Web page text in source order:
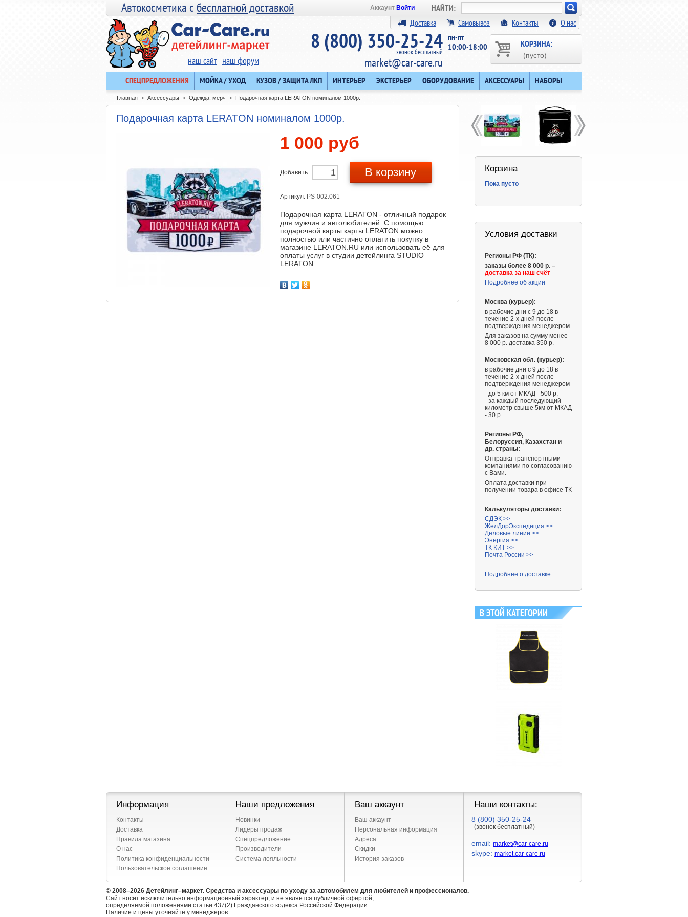
Автокосметика сбесплатной доставкой НАЙТИ:
Искать!
Аккаунт Войти
Доставка Самовывоз Контакты О нас
КОРЗИНА:
(пусто)
наш сайт наш форум
пн-пт
10:00-18:00
8 (800) 350-25-24
звонок бесплатный
market@car-care.ru
СПЕЦПРЕДЛОЖЕНИЯ МОЙКА / УХОД КУЗОВ / ЗАЩИТА ЛКП ИНТЕРЬЕР ЭКСТЕРЬЕР ОБОРУДОВАНИЕ АКСЕССУАРЫ НАБОРЫ
Главная > Аксессуары > Одежда, мерч > Подарочная карта LERATON номиналом 1000р.
Подарочная карта LERATON номиналом 1000р.
1 000 руб
Добавить В корзину
Артикул: PS-002.061
Подарочная карта LERATON - отличный подарок
для мужчин и автолюбителей. С помощью
подарочной карты карты LERATON можно
полностью или частично оплатить покупку в
магазине LERATON.RU или использовать её для
оплаты услуг в студии детейлинга STUDIO
LERATON.
Корзина
Пока пусто
Условия доставки
Регионы РФ (ТК):
заказы более 8 000 р. –
доставка за наш счёт
Подробнее об акции
Москва (курьер):
в рабочие дни с 9 до 18 в
течение 2-х дней после
подтверждения менеджером
Для заказов на сумму менее
8 000 р. доставка 350 р.
Московская обл. (курьер):
в рабочие дни с 9 до 18 в
течение 2-х дней после
подтверждения менеджером
- до 5 км от МКАД - 500 р;
- за каждый последующий
километр свыше 5км от МКАД
- 30 р.
Регионы РФ,
Белоруссия, Казахстан и
др. страны:
Отправка транспортными
компаниями по согласованию
с Вами.
Оплата доставки при
получении товара в офисе ТК
Калькуляторы доставки:
СДЭК >>
ЖелДорЭкспедиция >>
Деловые линии >>
Энергия >>
ТК КИТ >>
Почта России >>
Подробнее о доставке...
В ЭТОЙ КАТЕГОРИИ
Информация
Контакты
Доставка
Правила магазина
О нас
Политика конфиденциальности
Пользовательское соглашение
Наши предложения
Новинки
Лидеры продаж
Спецпредложение
Производители
Система лояльности
Ваш аккаунт
Ваш аккаунт
Персональная информация
Адреса
Скидки
История заказов
Наши контакты:
8 (800) 350-25-24
(звонок бесплатный)
email: market@car-care.ru
skype: market.car-care.ru
© 2008–2026 Детейлинг–маркет. Средства и аксессуары по уходу за автомобилем для любителей и профессионалов.
Сайт носит исключительно информационный характер, и не является публичной офертой,
определяемой положениями статьи 437(2) Гражданского кодекса Российской Федерации.
Наличие и цены уточняйте у менеджеров